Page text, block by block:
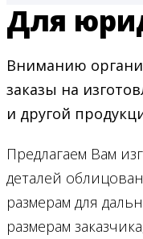
Для
Вниманию
заказы на
и другой
Предлагаем Вам
деталей
размерам для
размерам